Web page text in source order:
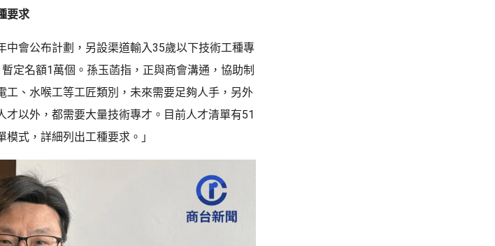
要求
會公布計劃，另設渠道輸入35歲以下技術工種專
定名額1萬個。孫玉菡指，正與商會溝通，協助制
工、水喉工等工匠類別，未來需要足夠人手，另外
以外，都需要大量技術專才。目前人才清單有51
式，詳細列出工種要求。」